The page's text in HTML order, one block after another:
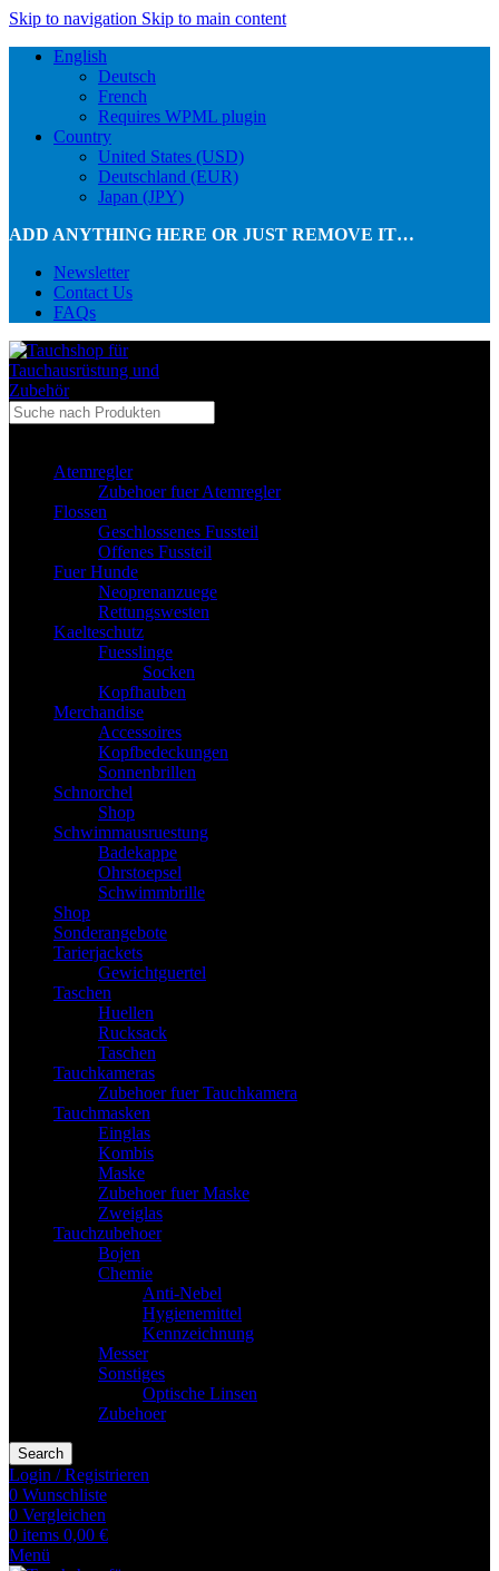
Skip to navigation Skip to main content
English
Deutsch
French
Requires WPML plugin
Country
United States (USD)
Deutschland (EUR)
Japan (JPY)
ADD ANYTHING HERE OR JUST REMOVE IT…
Newsletter
Contact Us
FAQs
Atemregler
Zubehoer fuer Atemregler
Flossen
Geschlossenes Fussteil
Offenes Fussteil
Fuer Hunde
Neoprenanzuege
Rettungswesten
Kaelteschutz
Fuesslinge
Socken
Kopfhauben
Merchandise
Accessoires
Kopfbedeckungen
Sonnenbrillen
Schnorchel
Shop
Schwimmausruestung
Badekappe
Ohrstoepsel
Schwimmbrille
Shop
Sonderangebote
Tarierjackets
Gewichtguertel
Taschen
Huellen
Rucksack
Taschen
Tauchkameras
Zubehoer fuer Tauchkamera
Tauchmasken
Einglas
Kombis
Maske
Zubehoer fuer Maske
Zweiglas
Tauchzubehoer
Bojen
Chemie
Anti-Nebel
Hygienemittel
Kennzeichnung
Messer
Sonstiges
Optische Linsen
Zubehoer
Search
Login / Registrieren
0 Wunschliste
0 Vergleichen
0 items 0,00 €
Menü